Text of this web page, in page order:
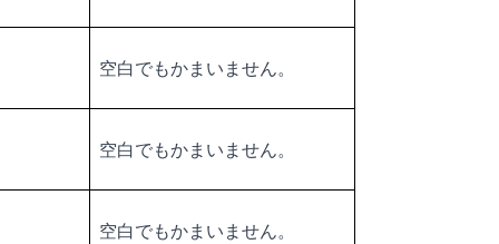
空白でもかまいません。
空白でもかまいません。
空白でもかまいません。